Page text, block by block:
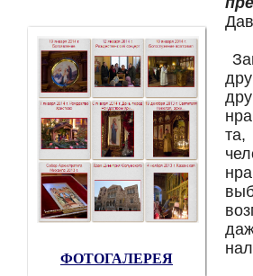
та,
ФОТОГАЛЕРЕЯ